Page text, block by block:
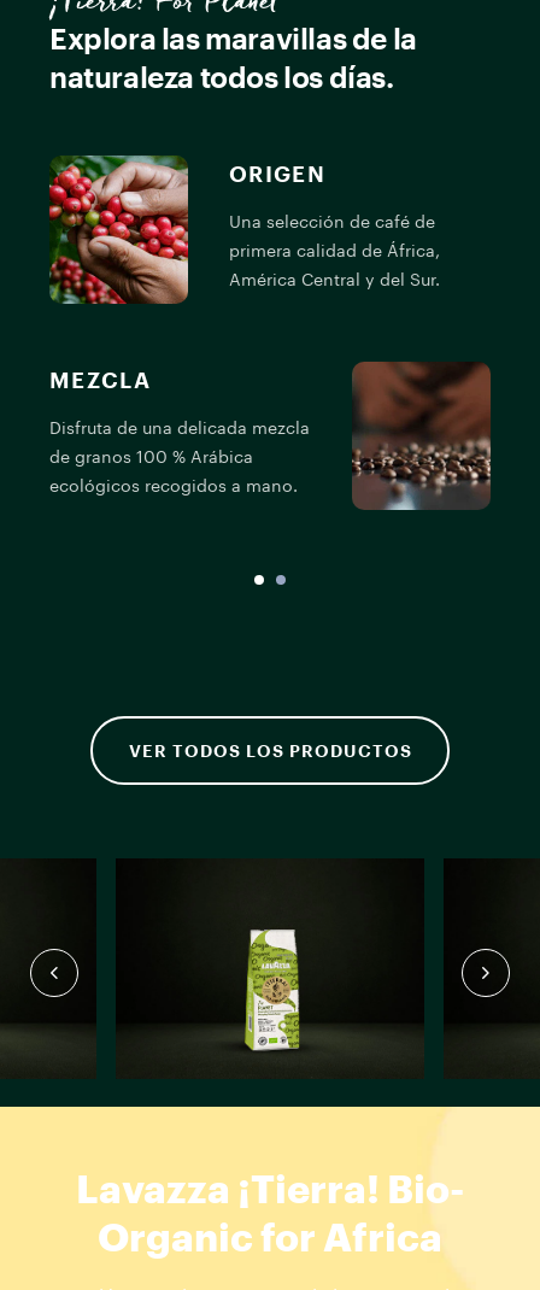
¡Tierra! For Planet
Explora las maravillas de la
naturaleza todos los días.
ORIGEN
Una selección de café de
primera calidad de África,
América Central y del Sur.
MEZCLA
Disfruta de una delicada mezcla
de granos 100 % Arábica
ecológicos recogidos a mano.
VER TODOS LOS PRODUCTOS
Lavazza ¡Tierra! Bio-
Organic for Africa